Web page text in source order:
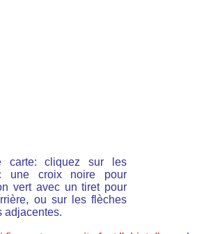
carte: cliquez sur les
une croix noire pour
vert avec un tiret pour
ou sur les flèches
adjacentes.